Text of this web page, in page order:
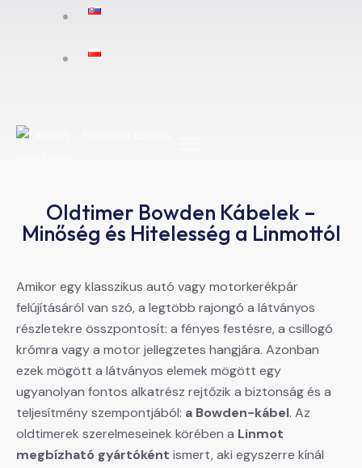
Oldtimer Bowden Kábelek –
Minőség és Hitelesség a Linmottól
Amikor egy klasszikus autó vagy motorkerékpár
felújításáról van szó, a legtöbb rajongó a látványos
részletekre összpontosít: a fényes festésre, a csillogó
krómra vagy a motor jellegzetes hangjára. Azonban
ezek mögött a látványos elemek mögött egy
ugyanolyan fontos alkatrész rejtőzik a biztonság és a
teljesítmény szempontjából: a Bowden-kábel. Az
oldtimerek szerelmeseinek körében a Linmot
megbízható gyártóként ismert, aki egyszerre kínál